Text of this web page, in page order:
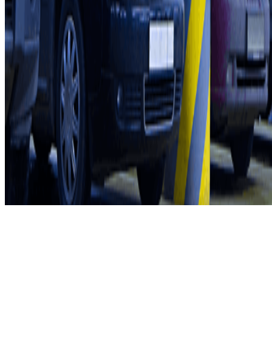
Puoi utilizzare questi metodi di pagamento:
Condizioni contrattuali e di utilizzo
Termini di cancellazione
Politica sui cookies
Gestisci i cookie
Politica sulla privacy
Whistleblowing
©2026 Parclick. Tutti i diritti riservati